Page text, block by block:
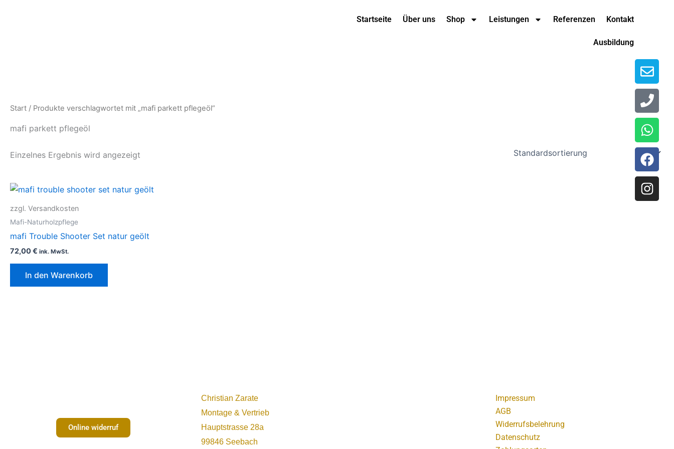
Startseite Über uns Shop Leistungen Referenzen Kontakt
Ausbildung
Start / Produkte verschlagwortet mit „mafi parkett pflegeöl“
mafi parkett pflegeöl
Einzelnes Ergebnis wird angezeigt
zzgl. Versandkosten
Mafi-Naturholzpflege
mafi Trouble Shooter Set natur geölt
72,00€ ink. MwSt.
In den Warenkorb
Online widerruf
Christian Zarate
Montage & Vertrieb
Hauptstrasse 28a
99846 Seebach
Impressum
AGB
Widerrufsbelehrung
Datenschutz